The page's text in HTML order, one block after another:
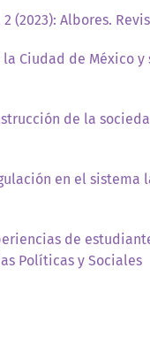
2 (2023): Albores.
Ciudad de México
de la
en el sistema
de
Políticas y Sociales